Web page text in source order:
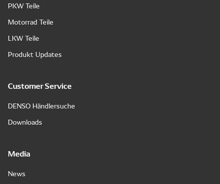
PKW Teile
Motorrad Teile
LKW Teile
Produkt Updates
Customer Service
DENSO Händlersuche
Downloads
Media
News